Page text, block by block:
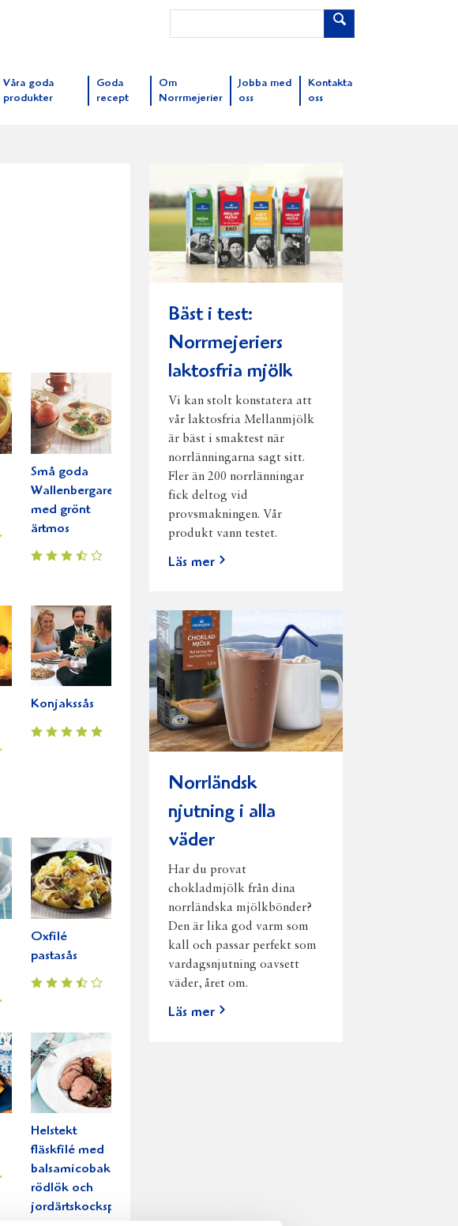
Våra goda
produkter
Goda
recept
Om
Norrmejerier
Jobba med
oss
Kontakta
oss
Små goda
Wallenbergare
med grönt
ärtmos
Konjakssås
Oxfilé
pastasås
Helstekt
fläskfilé med
balsamicobakad
rödlök och
jordärtskockspuré
Bäst i test:
Norrmejeriers
laktosfria mjölk
Vi kan stolt konstatera att
vår laktosfria Mellanmjölk
är bäst i smaktest när
norrlänningarna sagt sitt.
Fler än 200 norrlänningar
fick deltog vid
provsmakningen. Vår
produkt vann testet.
Läs mer
Norrländsk
njutning i alla
väder
Har du provat
chokladmjölk från dina
norrländska mjölkbönder?
Den är lika god varm som
kall och passar perfekt som
vardagsnjutning oavsett
väder, året om.
Läs mer